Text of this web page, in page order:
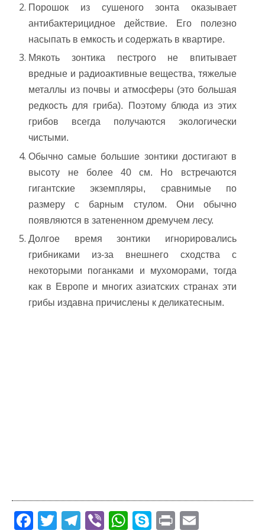
Порошок из сушеного зонта оказывает
антибактерицидное действие. Его полезно
насыпать в емкость и содержать в квартире.
Мякоть зонтика пестрого не впитывает
вредные и радиоактивные вещества, тяжелые
металлы из почвы и атмосферы (это большая
редкость для гриба). Поэтому блюда из этих
грибов всегда получаются экологически
чистыми.
Обычно самые большие зонтики достигают в
высоту не более 40 см. Но встречаются
гигантские экземпляры, сравнимые по
размеру с барным стулом. Они обычно
появляются в затененном дремучем лесу.
Долгое время зонтики игнорировались
грибниками из-за внешнего сходства с
некоторыми поганками и мухоморами, тогда
как в Европе и многих азиатских странах эти
грибы издавна причислены к деликатесным.
F T T Vi W S Pr